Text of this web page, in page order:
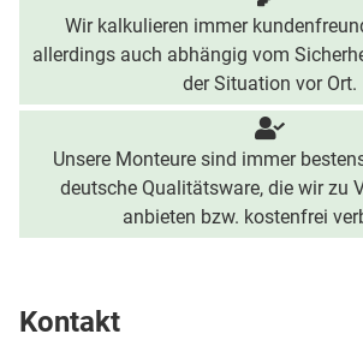
Wir kalkulieren immer
allerdings auch abhängig vom
der Situation vor Ort.
Unsere Monteure sind immer
deutsche Qualitätsware, die wir zu
anbieten bzw. kostenfrei
Kontakt